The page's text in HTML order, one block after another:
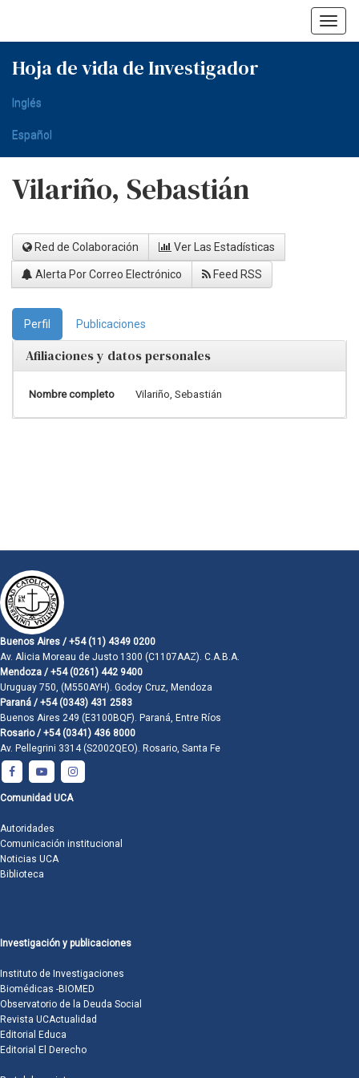
Hoja de vida de Investigador
Inglés
Español
Vilariño, Sebastián
Red de Colaboración Ver Las Estadísticas
Alerta Por Correo Electrónico Feed RSS
Perfil Publicaciones
Afiliaciones y datos personales
Nombre completo Vilariño, Sebastián
Buenos Aires / +54 (11) 4349 0200
Av. Alicia Moreau de Justo 1300 (C1107AAZ). C.A.B.A.
Mendoza / +54 (0261) 442 9400
Uruguay 750, (M550AYH). Godoy Cruz, Mendoza
Paraná / +54 (0343) 431 2583
Buenos Aires 249 (E3100BQF). Paraná, Entre Ríos
Rosario / +54 (0341) 436 8000
Av. Pellegrini 3314 (S2002QEO). Rosario, Santa Fe
Comunidad UCA
Autoridades
Comunicación institucional
Noticias UCA
Biblioteca
Investigación y publicaciones
Instituto de Investigaciones
Biomédicas -BIOMED
Observatorio de la Deuda Social
Revista UCActualidad
Editorial Educa
Editorial El Derecho